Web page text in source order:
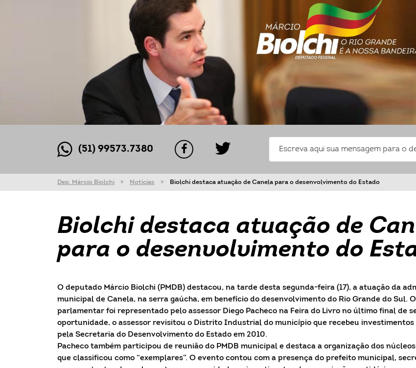
(51) 99573.7380
Dep. Márcio Biolchi Notícias Biolchi destaca atuação de Canela para o desenvolvimento do Estado
Biolchi destaca atuação de
para o desenvolvimento do
O deputado Márcio Biolchi (PMDB) destacou, na tarde desta segunda-feira (17), a atuação da
municipal de Canela, na serra gaúcha, em benefício do desenvolvimento do Rio Grande do Sul. O
parlamentar foi representado pelo assessor Diego Pacheco na Feira do Livro no último final de
oportunidade, o assessor revisitou o Distrito Industrial do município que recebeu investimentos
pela Secretaria do Desenvolvimento do Estado em 2010.
Pacheco também participou de reunião do PMDB municipal e destaca a organização dos
que classificou como “exemplares”. O evento contou com a presença do prefeito municipal,